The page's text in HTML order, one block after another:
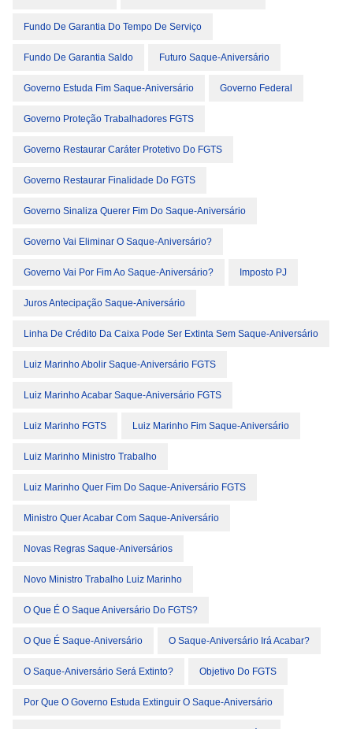
Fundo De Garantia Do Tempo De Serviço
Fundo De Garantia Saldo Futuro Saque-Aniversário
Governo Estuda Fim Saque-Aniversário Governo Federal
Governo Proteção Trabalhadores FGTS
Governo Restaurar Caráter Protetivo Do FGTS
Governo Restaurar Finalidade Do FGTS
Governo Sinaliza Querer Fim Do Saque-Aniversário
Governo Vai Eliminar O Saque-Aniversário?
Governo Vai Por Fim Ao Saque-Aniversário? Imposto PJ
Juros Antecipação Saque-Aniversário
Linha De Crédito Da Caixa Pode Ser Extinta Sem Saque-Aniversário
Luiz Marinho Abolir Saque-Aniversário FGTS
Luiz Marinho Acabar Saque-Aniversário FGTS
Luiz Marinho FGTS Luiz Marinho Fim Saque-Aniversário
Luiz Marinho Ministro Trabalho
Luiz Marinho Quer Fim Do Saque-Aniversário FGTS
Ministro Quer Acabar Com Saque-Aniversário
Novas Regras Saque-Aniversários
Novo Ministro Trabalho Luiz Marinho
O Que É O Saque Aniversário Do FGTS?
O Que É Saque-Aniversário O Saque-Aniversário Irá Acabar?
O Saque-Aniversário Será Extinto? Objetivo Do FGTS
Por Que O Governo Estuda Extinguir O Saque-Aniversário